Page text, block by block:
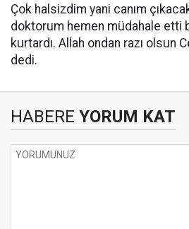
Çok halsizdim yani canım
doktorum hemen müdahale etti
kurtardı. Allah ondan razı olsun
dedi.
HABERE YORUM KAT